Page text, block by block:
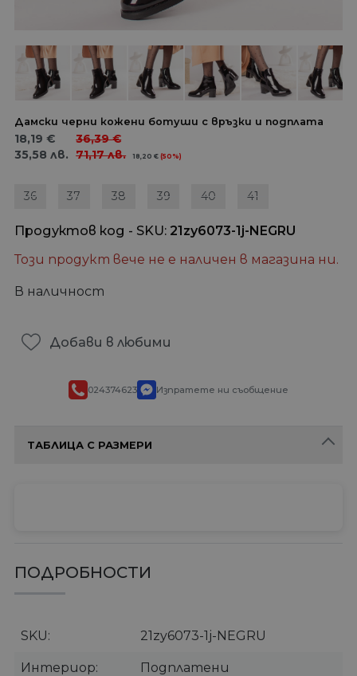
Дамски черни кожени ботуши с връзки и подплата
18,19 €
35,58 лв.
36,39€
71,17лв. 18,20€ (50%)
36 37 38 39 40 41
Продуктов код - SKU 21zy6073-1j-NEGRU
Този продукт вече не е наличен в магазина ни.
В наличност
Добави в любими
024374623 Изпратете ни съобщение
ТАБЛИЦА С РАЗМЕРИ
ПОДРОБНОСТИ
SKU 21zy6073-1j-NEGRU
Интериор Подплатени